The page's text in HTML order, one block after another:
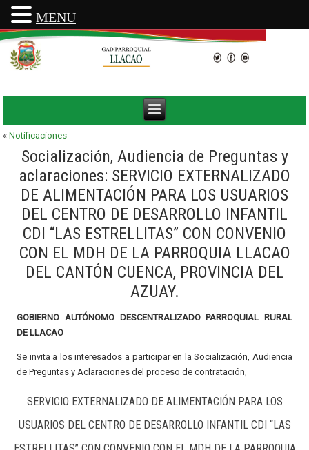
«Notificaciones
Socialización, Audiencia de Preguntas y
aclaraciones: SERVICIO EXTERNALIZADO
DE ALIMENTACIÓN PARA LOS USUARIOS
DEL CENTRO DE DESARROLLO INFANTIL
CDI “LAS ESTRELLITAS” CON CONVENIO
CON EL MDH DE LA PARROQUIA LLACAO
DEL CANTÓN CUENCA, PROVINCIA DEL
AZUAY.
GOBIERNO AUTÓNOMO DESCENTRALIZADO PARROQUIAL RURAL
DE LLACAO
Se invita a los interesados a participar en la Socialización, Audiencia
de Preguntas y Aclaraciones del proceso de contratación,
SERVICIO EXTERNALIZADO DE ALIMENTACIÓN PARA LOS
USUARIOS DEL CENTRO DE DESARROLLO INFANTIL CDI “LAS
MENU